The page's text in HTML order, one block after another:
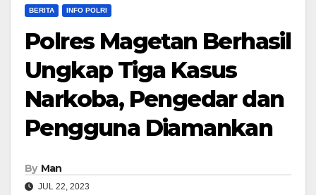
BERITA INFO POLRI
Polres Magetan Berhasil
Ungkap Tiga Kasus
Narkoba, Pengedar dan
Pengguna Diamankan
By Man
JUL 22, 2023